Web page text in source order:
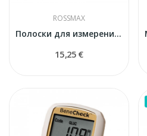
ROSSMAX
Полоски для измерения сахара в крови Benecheck...
15,25 €